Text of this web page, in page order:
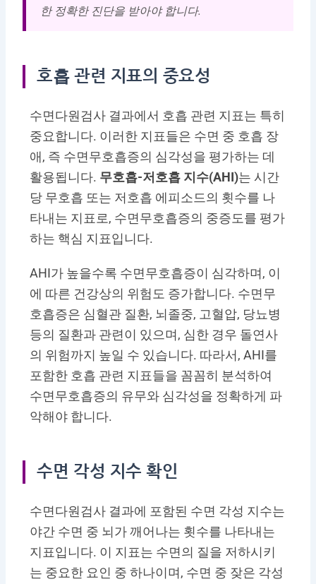
한 정확한 진단을 받아야 합니다.
호흡 관련 지표의 중요성
수면다원검사 결과에서 호흡 관련 지표는 특히
중요합니다. 이러한 지표들은 수면 중 호흡 장
애, 즉 수면무호흡증의 심각성을 평가하는 데
활용됩니다. 무호흡-저호흡 지수(AHI)는 시간
당 무호흡 또는 저호흡 에피소드의 횟수를 나
타내는 지표로, 수면무호흡증의 중증도를 평가
하는 핵심 지표입니다.
AHI가 높을수록 수면무호흡증이 심각하며, 이
에 따른 건강상의 위험도 증가합니다. 수면무
호흡증은 심혈관 질환, 뇌졸중, 고혈압, 당뇨병
등의 질환과 관련이 있으며, 심한 경우 돌연사
의 위험까지 높일 수 있습니다. 따라서, AHI를
포함한 호흡 관련 지표들을 꼼꼼히 분석하여
수면무호흡증의 유무와 심각성을 정확하게 파
악해야 합니다.
수면 각성 지수 확인
수면다원검사 결과에 포함된 수면 각성 지수는
야간 수면 중 뇌가 깨어나는 횟수를 나타내는
지표입니다. 이 지표는 수면의 질을 저하시키
는 중요한 요인 중 하나이며, 수면 중 잦은 각성